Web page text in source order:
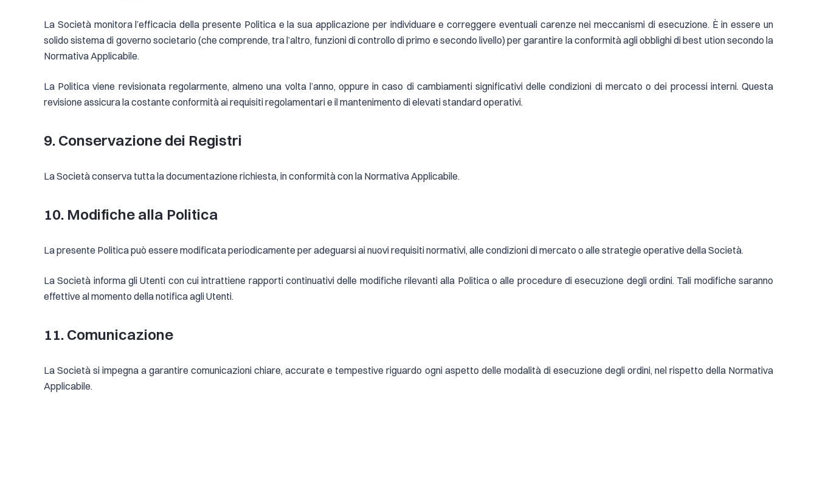
La Società monitora l’efficacia della presente Politica e la sua applicazione per individuare e correggere eventuali carenze nei meccanismi di esecuzione. È in essere un
solido sistema di governo societario (che comprende, tra l’altro, funzioni di controllo di primo e secondo livello) per garantire la conformità agli obblighi di best ution secondo la
Normativa Applicabile.
La Politica viene revisionata regolarmente, almeno una volta l’anno, oppure in caso di cambiamenti significativi delle condizioni di mercato o dei processi interni. Questa
revisione assicura la costante conformità ai requisiti regolamentari e il mantenimento di elevati standard operativi.
9. Conservazione dei Registri
La Società conserva tutta la documentazione richiesta, in conformità con la Normativa Applicabile.
10. Modifiche alla Politica
La presente Politica può essere modificata periodicamente per adeguarsi ai nuovi requisiti normativi, alle condizioni di mercato o alle strategie operative della Società.
La Società informa gli Utenti con cui intrattiene rapporti continuativi delle modifiche rilevanti alla Politica o alle procedure di esecuzione degli ordini. Tali modifiche saranno
effettive al momento della notifica agli Utenti.
11. Comunicazione
La Società si impegna a garantire comunicazioni chiare, accurate e tempestive riguardo ogni aspetto delle modalità di esecuzione degli ordini, nel rispetto della Normativa
Applicabile.